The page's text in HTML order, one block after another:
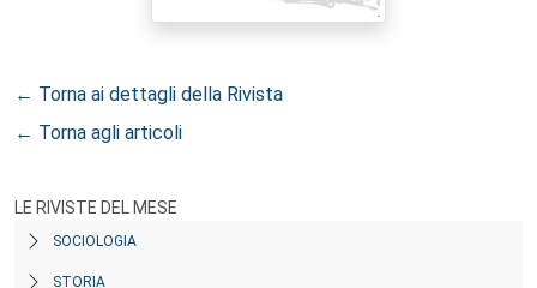
← Torna ai dettagli della Rivista
← Torna agli articoli
LE RIVISTE DEL MESE
SOCIOLOGIA
STORIA